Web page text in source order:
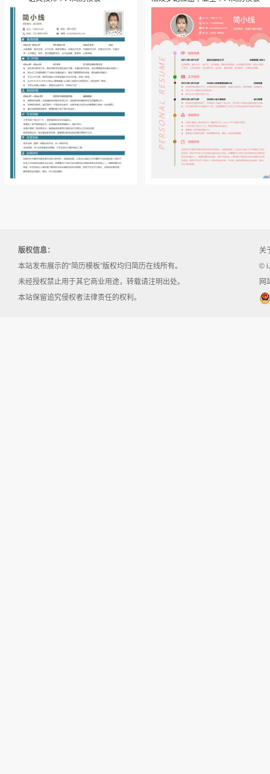
版权信息：
本站发布展示的“简历模板”版权均归简历在线所有。
未经授权禁止用于其它商业用途，转载请注明出处。
本站保留追究侵权者法律责任的权利。
关
©
网